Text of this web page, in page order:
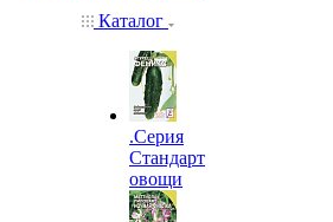
Каталог
.Серия
Стандарт
овощи